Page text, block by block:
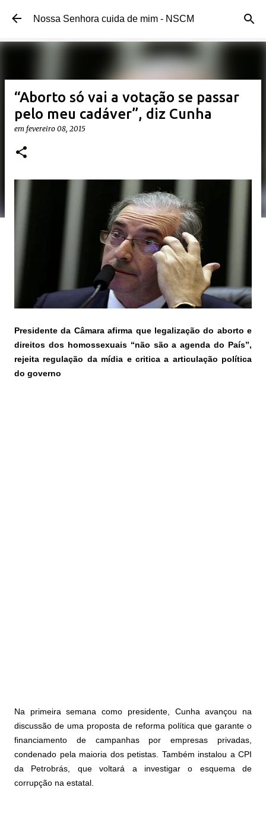
Pular para o conteúdo principal
Nossa Senhora cuida de mim - NSCM
“Aborto só vai a votação se passar
pelo meu cadáver”, diz Cunha
em fevereiro 08, 2015
Presidente da Câmara afirma que legalização do aborto e
direitos dos homossexuais “não são a agenda do País”,
rejeita regulação da mídia e critica a articulação política
do governo
Na primeira semana como presidente, Cunha avançou na
discussão de uma proposta de reforma política que garante o
financiamento de campanhas por empresas privadas,
condenado pela maioria dos petistas. Também instalou a CPI
da Petrobrás, que voltará a investigar o esquema de
corrupção na estatal.